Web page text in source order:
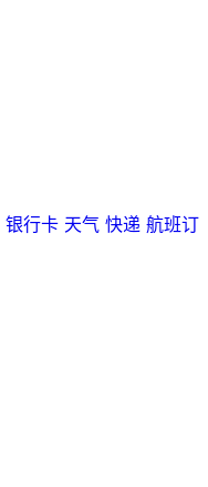
银行卡 天气 快递 航班订